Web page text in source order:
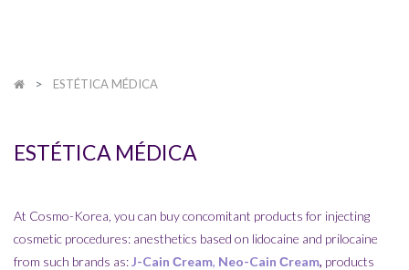
ESTÉTICA MÉDICA
ESTÉTICA MÉDICA
At Cosmo-Korea, you can buy concomitant products for injecting
cosmetic procedures: anesthetics based on lidocaine and prilocaine
from such brands as:J-Cain Сream, Neo-Cain Сream, products